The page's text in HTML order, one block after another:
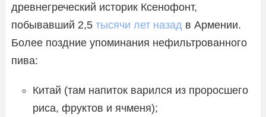
древнегреческий историк Ксенофонт,
побывавший 2,5 тысячи лет назад в Армении.
Более поздние упоминания нефильтрованного
пива:
Китай (там напиток варился из проросшего
риса, фруктов и ячменя);